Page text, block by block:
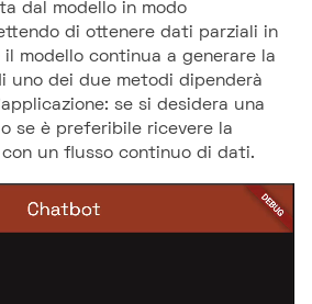
dal modello in modo
di ottenere dati parziali in
modello continua a generare la
uno dei due metodi dipenderà
se si desidera una
se è preferibile ricevere la
un flusso continuo di dati.